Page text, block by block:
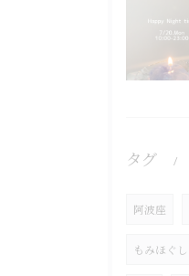
タグ
阿波座
もみほぐし